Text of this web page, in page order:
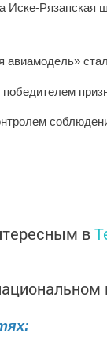
Рязапская
в